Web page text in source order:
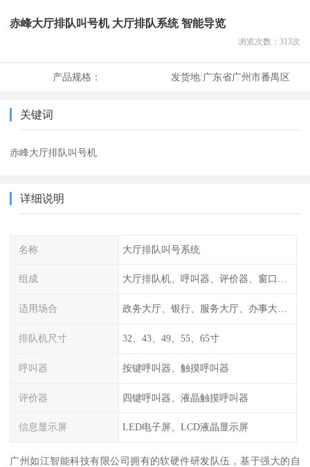
赤峰大厅排队叫号机 大厅排队系统 智能导览
浏览次数： 313次
产品规格： 发货地:广东省广州市番禺区
关键词
赤峰大厅排队叫号机
详细说明
名称 大厅排队叫号系统
组成 大厅排队机、呼叫器、评价器、窗口信息显示屏
适用场合 政务大厅、银行、服务大厅、办事大厅、行政中心
排队机尺寸 32、43、49、55、65寸
呼叫器 按键呼叫器、触摸呼叫器
评价器 四键呼叫器、液晶触摸呼叫器
信息显示屏 LED电子屏、LCD液晶显示屏
广州如江智能科技有限公司拥有的软硬件研发队伍，基于强大的自